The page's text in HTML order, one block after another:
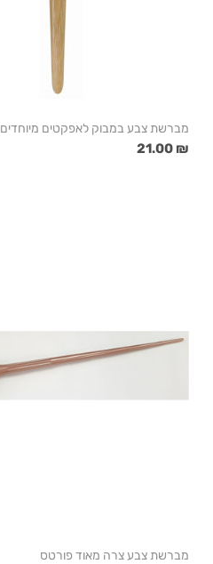
מברשת צבע במבוק לאפקטים מיוחדים
₪ 21.00
מברשת צבע צרה מאוד פורטס